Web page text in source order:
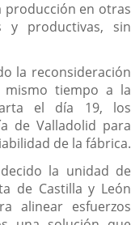
producción en otras
y productivas, sin
la reconsideración
mismo tiempo a la
el día 19, los
de Valladolid para
de la fábrica.
la unidad de
de Castilla y León
alinear esfuerzos